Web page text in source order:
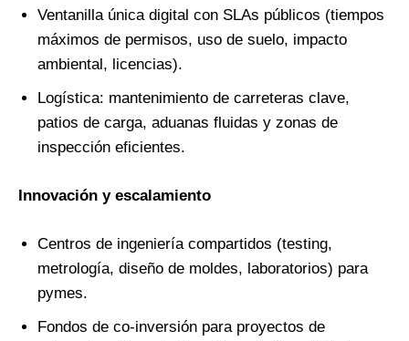
Ventanilla única digital con SLAs públicos (tiempos
máximos de permisos, uso de suelo, impacto
ambiental, licencias).
Logística: mantenimiento de carreteras clave,
patios de carga, aduanas fluidas y zonas de
inspección eficientes.
Innovación y escalamiento
Centros de ingeniería compartidos (testing,
metrología, diseño de moldes, laboratorios) para
pymes.
Fondos de co-inversión para proyectos de